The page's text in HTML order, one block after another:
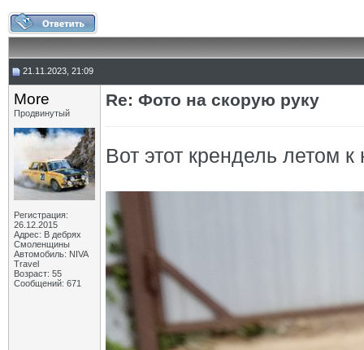
21.11.2023, 21:09
More
Продвинутый
Регистрация:
26.12.2015
Адрес: В дебрях
Смоленщины
Автомобиль: NIVA
Travel
Возраст: 55
Сообщений: 671
Re: Фото на скорую руку
Вот этот крендель летом